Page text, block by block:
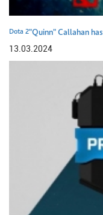
Dota 2"Quinn" Callahan
13.03.2024